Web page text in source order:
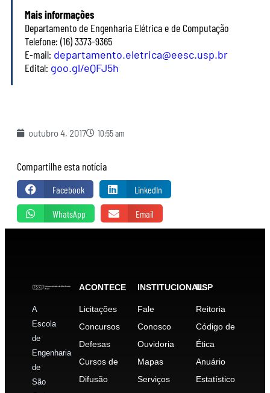
Mais informações
Departamento de Engenharia Elétrica e de Computação
Telefone: (16) 3373-9365
E-mail: departamento.eletrica@eesc.usp.br
Edital: goo.gl/eQFJ5h
outubro 4, 2017 10:55 am
Compartilhe esta notícia
Facebook LinkedIn
WhatsApp Email
A
Escola
de
Engenharia
de
São
ACONTECE
Licitações
Concursos
Defesas
Cursos de
Difusão
INSTITUCIONAL
Fale
Conosco
Ouvidoria
Mapas
Serviços
USP
Reitoria
Código de
Ética
Anuário
Estatístico